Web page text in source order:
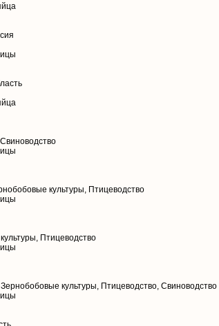
культуры, Птицеводство
Птицеводство
культуры, Птицеводство, Свиноводство